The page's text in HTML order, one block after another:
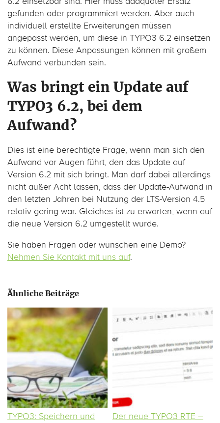
gefunden oder programmiert werden. Aber auch
individuell erstellte Erweiterungen müssen
angepasst werden, um diese in TYPO3 6.2 einsetzen
zu können. Diese Anpassungen können mit großem
Aufwand verbunden sein.
Was bringt ein Update auf
TYPO3 6.2, bei dem
Aufwand?
Dies ist eine berechtigte Frage, wenn man sich den
Aufwand vor Augen führt, den das Update auf
Version 6.2 mit sich bringt. Man darf dabei allerdings
nicht außer Acht lassen, dass der Update-Aufwand in
den letzten Jahren bei Nutzung der LTS-Version 4.5
relativ gering war. Gleiches ist zu erwarten, wenn auf
die neue Version 6.2 umgestellt wurde.
Sie haben Fragen oder wünschen eine Demo?
Nehmen Sie Kontakt mit uns auf.
Ähnliche Beiträge
TYPO3: Speichern und
Der neue TYPO3 RTE –